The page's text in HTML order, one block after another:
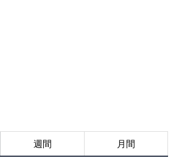
週間 月間